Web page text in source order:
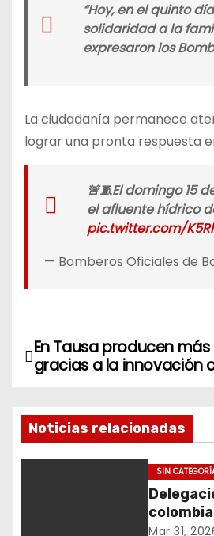
“Hoy, en el quinto
solidaridad a la
expresaron los
La ciudadanía permanece
lograr una pronta respuesta
🚨🧵El domingo 15
el afluente hídrico
pic.twitter.com/
— Bomberos Oficiales de
N
v
e
En Tausa producen
gracias a la innovación
Noticias relacionadas
SIN
entre
Mar 31,